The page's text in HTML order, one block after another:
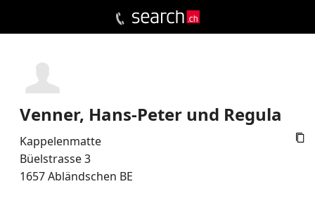
Venner, Hans-Peter und Regula

Kappelenmatte
Büelstrasse 3
1657Abländschen BE